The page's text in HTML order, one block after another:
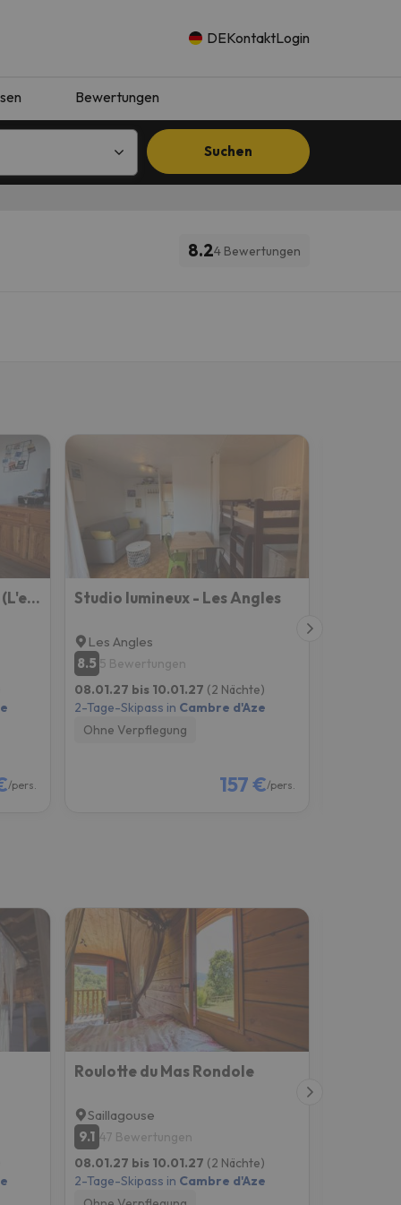
DEKontaktLogin
Bewertungen
Suchen
8.24 Bewertungen
Appartement Les Angles (L'esquirol)
/pers.
Studio lumineux - Les Angles
Les Angles
8.5 5 Bewertungen
08.01.27 bis 10.01.27 (2 Nächte)
2-Tage-Skipass in Cambre d'Aze
Ohne Verpflegung
157 €/pers.
Roulotte du Mas Rondole
Saillagouse
9.1 47 Bewertungen
08.01.27 bis 10.01.27 (2 Nächte)
2-Tage-Skipass in Cambre d'Aze